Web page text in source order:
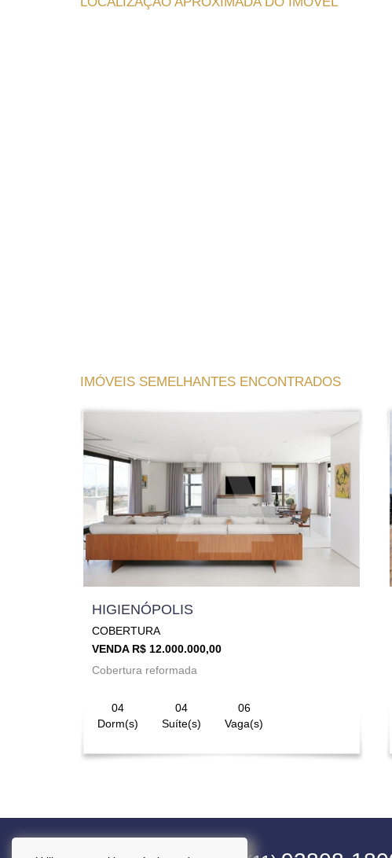
IMÓVEIS SEMELHANTES ENCONTRADOS
HIGIENÓPOLIS
COBERTURA
VENDA R$ 12.000.000,00
Cobertura reformada
04
Dorm(s)
04
Suíte(s)
06
Vaga(s)